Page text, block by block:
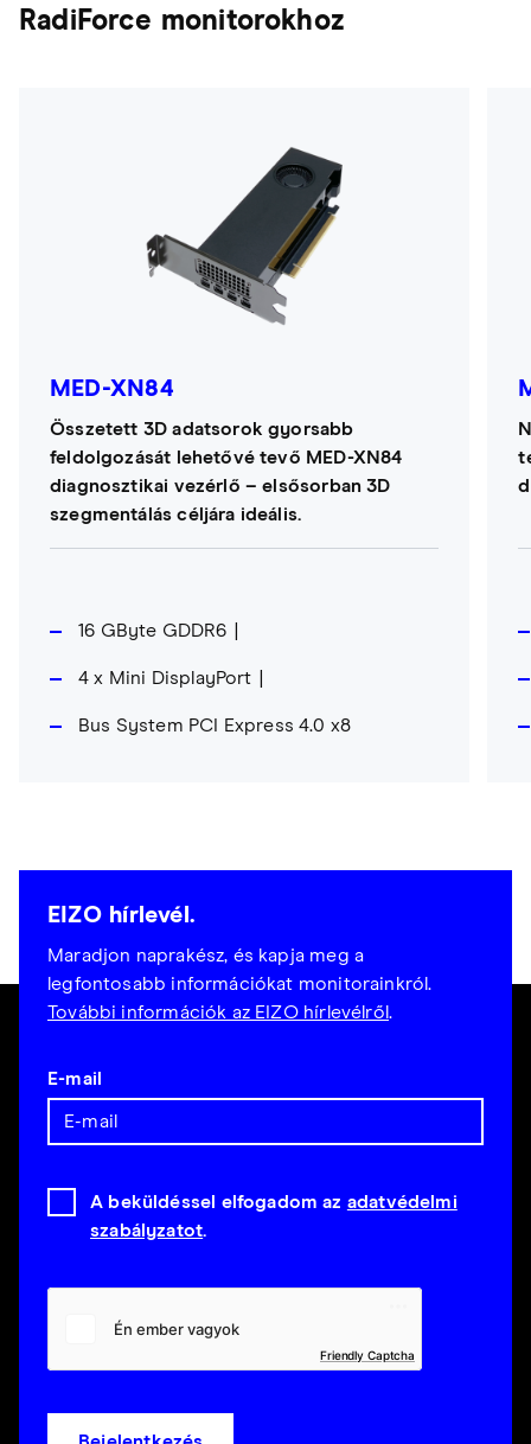
RadiForce monitorokhoz
MED-XN84
Összetett 3D adatsorok gyorsabb
feldolgozását lehetővé tevő MED-XN84
diagnosztikai vezérlő – elsősorban 3D
szegmentálás céljára ideális.
16 GByte GDDR6
4 x Mini DisplayPort
Bus System PCI Express 4.0 x8
EIZO hírlevél.
Maradjon naprakész, és kapja meg a
legfontosabb információkat monitorainkról.
További információk az EIZO hírlevélről.
E-mail
A beküldéssel elfogadom az adatvédelmi
szabályzatot.
Friendly Captcha